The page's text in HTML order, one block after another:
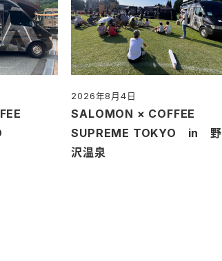
SALOMON × COFFEE
SUPREME TOKYO in 野
沢温泉
2026年8月4日